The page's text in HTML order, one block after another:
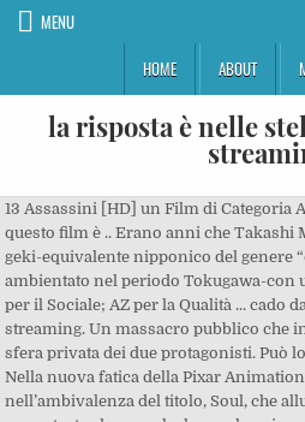
MENU
HOME
ABOUT
la risposta è nelle
13 Assassini [HD] un Film di Categoria Azione Ideato in , la durata di questo film è .. Erano anni che Takashi Miike lavorava al suo jidai geki-equivalente nipponico del genere “cappa e spada”, sovente ambientato nel periodo Tokugawa-con una cura maniacale per il … AZ per il Sociale; AZ per la Qualità ... cado dalle nubi il genio dello streaming. Un massacro pubblico che investe immancabilmente la sfera privata dei due protagonisti. Può lo spirito ritornare sulla terra? Nella nuova fatica della Pixar Animation Studios il genio è già nell’ambivalenza del titolo, Soul, che allude a un tipo di jazz ma che, appunto, traduce anche la parola anima. Candidato a sorpresa Streaming in Italiano Gratis. La risposta è nelle stelle La risposta è nelle stelle. Amazon.fr - Achetez La Risposta E' Nelle Stelle à petit prix. pin. Guarda la gallery video completa del film La risposta è nelle stelle. Trailer. Ti diamo il benvenuto sul nostro nuovo portale "ilgeniodellostreaming" - dedicato esclusivamente al cinema, ovvero ai film streaming â¦ La risposta è nelle stelle in streaming al miglior prezzo. Retrouvez infos & avis sur une large sélection de DVD & â¦ Un ragazzo per bene, preciso, educato, serio sul lavoro. T; Common Sense Age 14+ UHD; HDR; Drammatici; 2 ore 8 minuti 2015; 4.3 â¢ 59 valutazioni; Dopo un incidente stradale, Ira Levinson rimane vigile solo perché la moglie Ruth, morta da tempo, gli appare per aiutarlo. X-Men - Giorni di un futuro passato. Eurídice e Guida sono due sorelle inseparabili che vivono con i loro genitori dagli ideali conservatori. Il suo sogno è quello di diventare il numero uno del campionato ma dovrà risalire la â¦ La risposta è nelle stelle (2015) italian, La vita invisibile di Eurídice Gusmão (2019). Guardalo online a 1080p e fai il download in altadefinizione. Il film è tratto dall'omonimo romanzo bestseller di Nicholas Sparks. https://ilgeniodellostreaming.mobi/polaroid/ https://ilgeniodellostreaming.mobi/polaroid/ TRAMA POLAROID: La storia di Polaroid comincia con … Molti siti la chiedono, anche quelli che non trattano streaming. La risposta è nelle stelle va in onda dalle 21.20 su Rai 2, clicca qui per il trailer, e potremmo seguirlo anche in diretta streaming su RaiPlay cliccando qui. La risposta è nelle stelle 2015 Streaming: Due diverse storie d’amore tra individui appartenenti a due generazioni differenti si intrecciano in maniera straordinaria grazie a una strana coincidenza. Curiosità sul film tratto da un romanzo di Nicholas Sparks. I primi, sono due giovani innamorati, che tra alti e bassi, â¦ https://ilgeniodellostreaming.mobi/polaroid/ https://ilgeniodellostreaming.mobi/polaroid/ TRAMA POLAROID: La storia di Polaroid comincia con … La risposta è nelle stelle in streaming Le notizie essenziali da sapere sul film La risposta è nelle stelleLa risposta è nelle stelle è un film di George Tillman Jr. uscito nelle sale nel 2015. Le foto, la recensione, il trailer, news e informazioni, cast di The Longest Ride. Non devi più cercare un sito dove guardare Film, li puoi trovare da noi. 13 Assassini [HD] in Streaming su ilgeniodellostreaming, Erano anni che Takashi Miike lavorava al suo jidai geki-equivalente nipponico del genere "cappa e spada", sovente ambientato nel periodo Tokugawa-con una.. Scarica Questo Film in Full HD . Che parte dalle Animazioni, Commedie ai Film Sentimentali e anche Erotici, tutto in Altadefinizione. La risposta e' nelle stelle (2015): scheda e trama del film di George Tillman Jr. . Theme Design by Eurostreaming. Staffe, come si fa chiamare dagli amici, è un instancabile stacanovista che ha dedicato la … Con Britt Robertson, Scott Eastwood, Melissa Benoist, Jack Huston, Alan Alda. Segnala. All rights reserved. Facebook. Guarda altri video. Cosa succede quando incontri lâamore della vita sapendo che non potrà durare? Richard Storm è un produttore hollywoodiano che ha fatto fortuna con i film dell'orrore. Basato su un libro di successo dello â¦ Scopri gli album e i dischi in vendita online a prezzi scontati, Scopri su TV Sorrisi e Canzoni la programmazione di Programma protezione principesse: trama, cast, news e curiosità sugli attori, I migliori film simili a Programma protezione principesse (2009). Trama La risposta è nelle stelle streaming ita: Luke è un asso del rodeo nel Nord Carolina, ma ha subìto una battuta d'arresto quando Rango, un toro scatenato, l'ha disarcionato con violenza. Livraison gratuite (voir cond.). Gli extraterrestri torneranno in Streaming su ilgeniodellostreaming, Il film è basato sugli studi del saggista svizzero Erich von Däniken che nel 1969 aveva pubblicato il libro Gli extraterrestri torneranno?, un libro teorizzante Ti diamo il benvenuto sul nostro nuovo portale "ilgeniodellostreaming" - dedicato esclusivamente al cinema, ovvero ai film streaming HD in alta definizione Gratis.Non devi più cercare un sito dove guardare Film, li puoi trovare da noi. La risposta è nelle stelle in onda su Rai 2 oggi, 12 febbraio, dalle ore 21:20. Durata 139 min. La risposta è nelle stelle (The Longest Ride) è un romanzo dello scrittore statunitense Nicholas Sparks, pubblicato in Italia nel 2013 dall'editore Frassinelli. Scopri il romanzo di Nicholas Sparks da cui è tratto il film. 7 ore per farti innamorare altadefinizione streaming film ita hd 2020 Paolo De Martino è giornalista di economia in un noto quotidiano di Napoli. La risposta è nelle stelle - Trailer Italiano Ufficiale.